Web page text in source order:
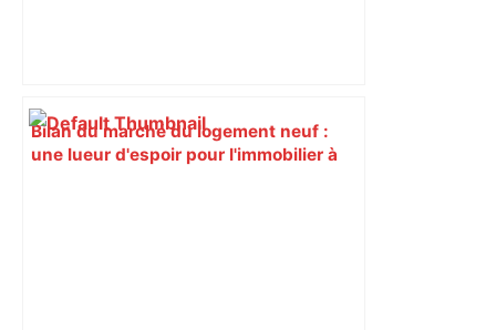
Bilan du marché du logement neuf :
une lueur d'espoir pour l'immobilier à